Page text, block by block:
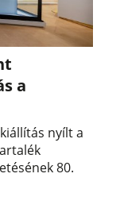
a
nyílt a
80.